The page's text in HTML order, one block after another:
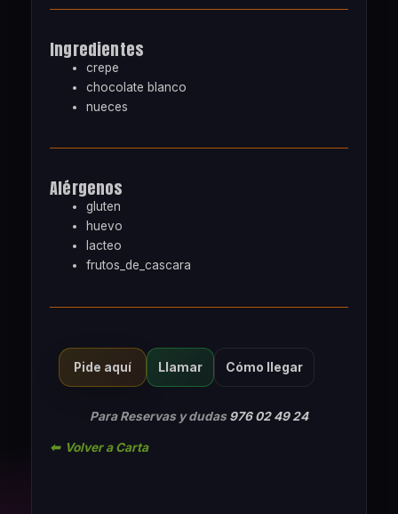
Ingredientes
crepe
chocolate blanco
nueces
Alérgenos
gluten
huevo
lacteo
frutos_de_cascara
Pide aquí Llamar Cómo llegar
Para Reservas y dudas 976 02 49 24
⬅ Volver a Carta